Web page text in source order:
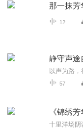
那一抹芳
12
静守声途
57
《锦绣芳